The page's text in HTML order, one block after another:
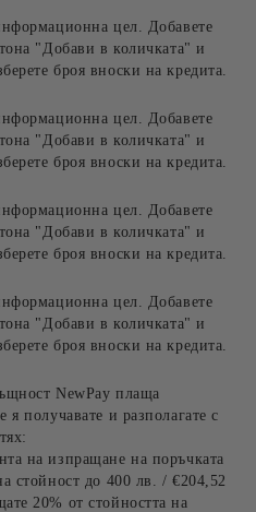
цел. Добавете
"Добави в количката" и
броя вноски на кредита.
цел. Добавете
"Добави в количката" и
броя вноски на кредита.
цел. Добавете
"Добави в количката" и
броя вноски на кредита.
цел. Добавете
"Добави в количката" и
броя вноски на кредита.
NewPay плаща
получавате и разполагате с
на изпращане на поръчката
стойност до 400 лв. / €204,52
20% от стойността на